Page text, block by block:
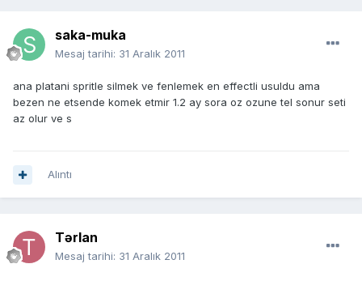
saka-muka
Mesaj tarihi: 31 Aralık 2011
ana platani spritle silmek ve fenlemek en effectli usuldu ama
bezen ne etsende komek etmir 1.2 ay sora oz ozune tel sonur seti
az olur ve s
Alıntı
Tərlan
Mesaj tarihi: 31 Aralık 2011